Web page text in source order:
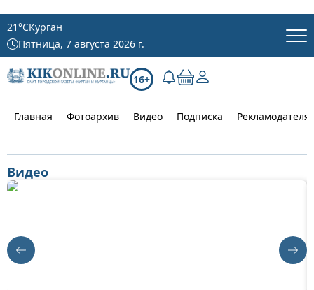
21°CКурган
Пятница, 7 августа 2026 г.
16+
Главная Фотоархив Видео Подписка
Видео